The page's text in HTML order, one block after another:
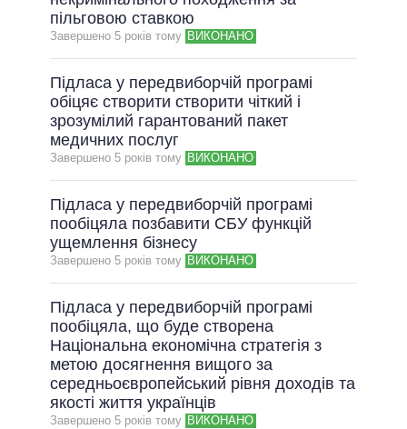
пільговою ставкою
Завершено 5 рокiв тому ВИКОНАНО
Підласа у передвиборчій програмі
обіцяє створити створити чіткий і
зрозумілий гарантований пакет
медичних послуг
Завершено 5 рокiв тому ВИКОНАНО
Підласа у передвиборчій програмі
пообіцяла позбавити СБУ функцій
ущемлення бізнесу
Завершено 5 рокiв тому ВИКОНАНО
Підласа у передвиборчій програмі
пообіцяла, що буде створена
Національна економічна стратегія з
метою досягнення вищого за
середньоєвропейський рівня доходів та
якості життя українців
Завершено 5 рокiв тому ВИКОНАНО